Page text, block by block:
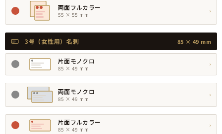
両面フルカラー
55 × 55 mm
›
3号（女性用）名刺 85 × 49 mm
片面モノクロ
85 × 49 mm
›
両面モノクロ
85 × 49 mm
›
片面フルカラー
85 × 49 mm
›